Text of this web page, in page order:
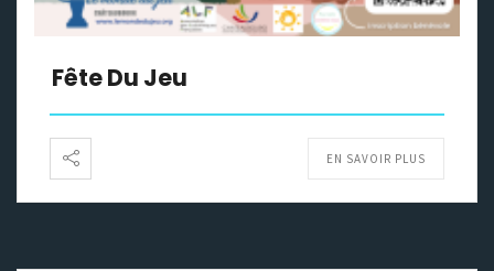
Fête Du Jeu
EN SAVOIR PLUS